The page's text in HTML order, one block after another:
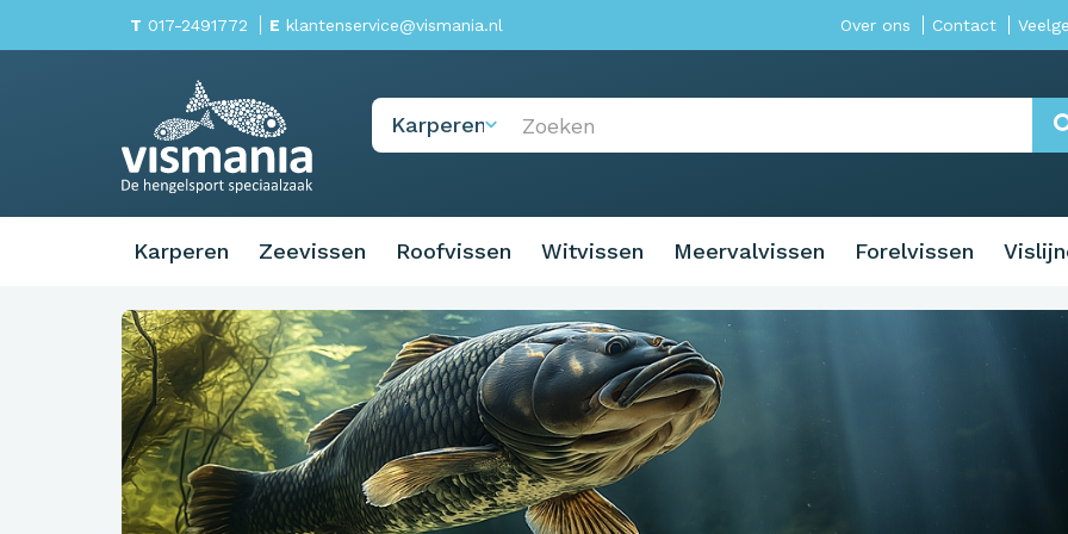
T 017-2491772 E klantenservice@vismania.nl Over ons Contact
Karperen Zeevissen Roofvissen Witvissen Meervalvissen Forelvissen